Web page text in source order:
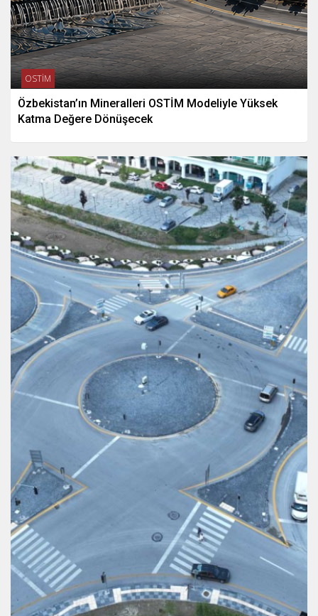
OSTİM
Özbekistan’ın Mineralleri OSTİM Modeliyle Yüksek
Katma Değere Dönüşecek